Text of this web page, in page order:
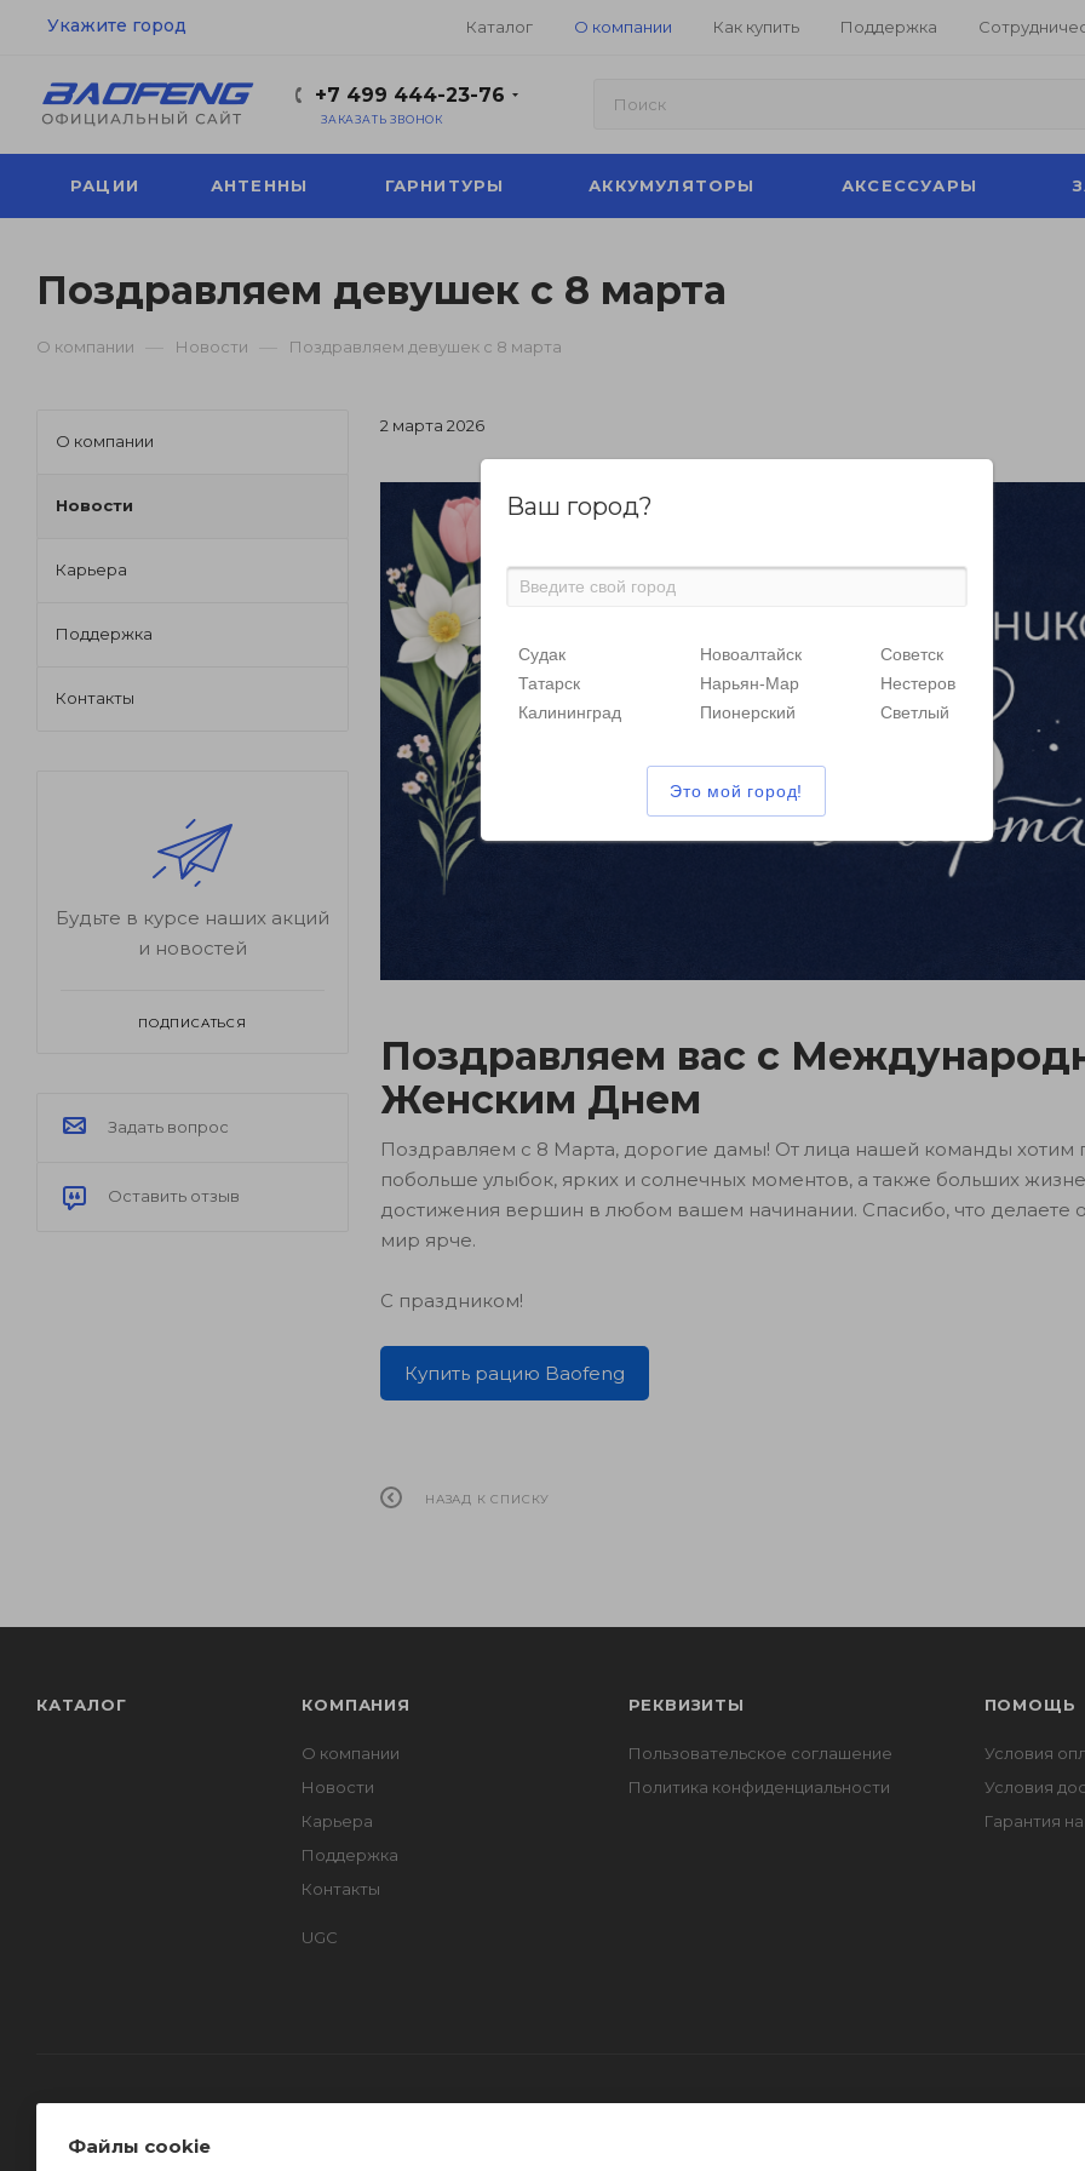
Укажите город
Ваш город?
Судак
Татарск
Калининград
Новоалтайск
Нарьян-Мар
Пионерский
Советск
Нестеров
Светлый
Каталог О компании Как купить Поддержка
+7 499 444-23-76
ЗАКАЗАТЬ ЗВОНОК
РАЦИИ АНТЕННЫ ГАРНИТУРЫ АККУМУЛЯТОРЫ АКСЕССУАРЫ
Поздравляем девушек с 8 марта
О компании Новости Поздравляем девушек с 8 марта
2 марта 2026
Поздравляем вас с
Женским Днем
Поздравляем с 8 Марта, дорогие дамы! От лица нашей команды хотим
побольше улыбок, ярких и солнечных моментов, а также больших
достижения вершин в любом вашем начинании. Спасибо, что
мир ярче.
С праздником!
Купить рацию Baofeng
НАЗАД К СПИСКУ
О компании
Новости
Карьера
Поддержка
Контакты
Будьте в курсе наших акций
и новостей
ПОДПИСАТЬСЯ
Задать вопрос
Оставить отзыв
КАТАЛОГ КОМПАНИЯ
О компании
Новости
Карьера
Поддержка
Контакты
UGC
РЕКВИЗИТЫ
Пользовательское соглашение
Политика конфиденциальности
ПОМОЩЬ
Условия
Условия
Гарантия
Файлы cookie